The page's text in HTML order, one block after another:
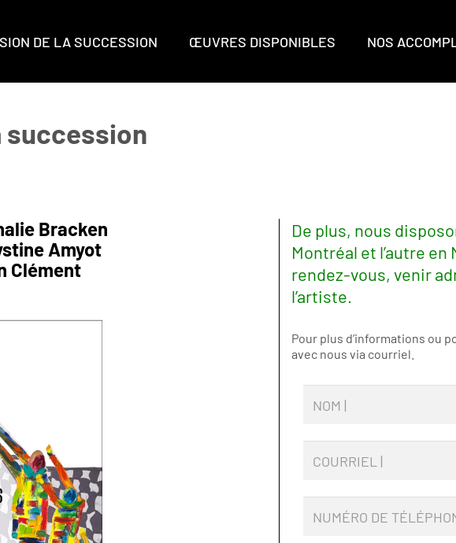
DE LA SUCCESSION ŒUVRES DISPONIBLES NOS
Bracken
Amyot
Clément
De plus, nous
Montréal et l’autre
rendez-vous, venir
l’artiste.
Pour plus d’informations ou
avec nous via courriel.